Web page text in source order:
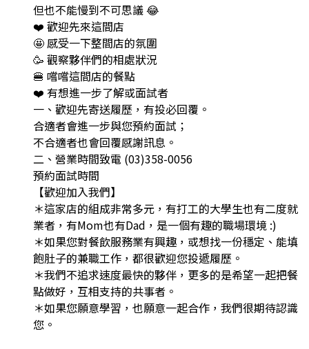
但也不能慢到不可思議 😂
❤️ 歡迎先來這間店
🤩 感受一下整間店的氛圍
🥳 觀察夥伴們的相處狀況
🍔 嚐嚐這間店的餐點
❤️ 有想進一步了解或面試者
一、歡迎先寄送履歷，有投必回覆。
合適者會進一步與您預約面試；
不合適者也會回覆感謝訊息。
二、營業時間致電 (03)358-0056
預約面試時間
【歡迎加入我們】
＊這家店的組成非常多元，有打工的大學生也有二度就
業者，有Mom也有Dad，是一個有趣的職場環境 :)
＊如果您對餐飲服務業有興趣，或想找一份穩定、能填
飽肚子的兼職工作，都很歡迎您投遞履歷。
＊我們不追求速度最快的夥伴，更多的是希望一起把餐
點做好，互相支持的共事者。
＊如果您願意學習，也願意一起合作，我們很期待認識
您。